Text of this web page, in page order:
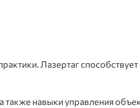
Лазертаг
навыки управления